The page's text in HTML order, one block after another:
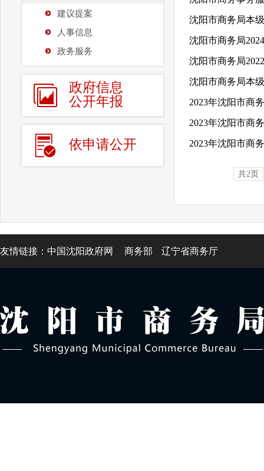
建议提案
人事信息
政务服务
政府信息
公开年报
依申请公开
沈阳市商务局本
沈阳市商务局
沈阳市商务局
沈阳市商务局本
2023年沈阳市商
2023年沈阳市商
2023年沈阳市商
共2页
友情链接： 中国沈阳政府网 商务部 辽宁省商务厅